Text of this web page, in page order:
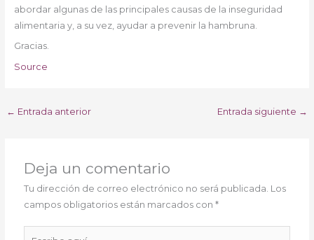
abordar algunas de las principales causas de la inseguridad
alimentaria y, a su vez, ayudar a prevenir la hambruna.
Gracias.
Source
← Entrada anterior Entrada siguiente →
Deja un comentario
Tu dirección de correo electrónico no será publicada. Los
campos obligatorios están marcados con*